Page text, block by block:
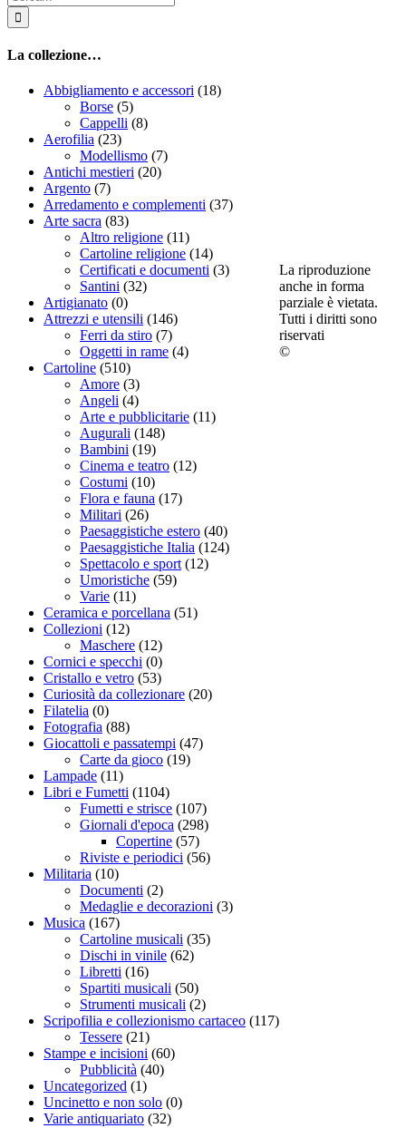
per:
La collezione…
Abbigliamento e accessori (18)
Borse (5)
Cappelli (8)
Aerofilia (23)
Modellismo (7)
Antichi mestieri (20)
Argento (7)
Arredamento e complementi (37)
Arte sacra (83)
Altro religione (11)
Cartoline religione (14)
Certificati e documenti (3)
Santini (32)
Artigianato (0)
Attrezzi e utensili (146)
Ferri da stiro (7)
Oggetti in rame (4)
Cartoline (510)
Amore (3)
Angeli (4)
Arte e pubblicitarie (11)
Augurali (148)
Bambini (19)
Cinema e teatro (12)
Costumi (10)
Flora e fauna (17)
Militari (26)
Paesaggistiche estero (40)
Paesaggistiche Italia (124)
Spettacolo e sport (12)
Umoristiche (59)
Varie (11)
Ceramica e porcellana (51)
Collezioni (12)
Maschere (12)
Cornici e specchi (0)
Cristallo e vetro (53)
Curiosità da collezionare (20)
Filatelia (0)
Fotografia (88)
Giocattoli e passatempi (47)
Carte da gioco (19)
Lampade (11)
Libri e Fumetti (1104)
Fumetti e strisce (107)
Giornali d'epoca (298)
Copertine (57)
Riviste e periodici (56)
Militaria (10)
Documenti (2)
Medaglie e decorazioni (3)
Musica (167)
Cartoline musicali (35)
Dischi in vinile (62)
Libretti (16)
Spartiti musicali (50)
Strumenti musicali (2)
Scripofilia e collezionismo cartaceo (117)
Tessere (21)
Stampe e incisioni (60)
Pubblicità (40)
Uncategorized (1)
Uncinetto e non solo (0)
Varie antiquariato (32)
La riproduzione
anche in forma
parziale è vietata.
Tutti i diritti sono
riservati
©